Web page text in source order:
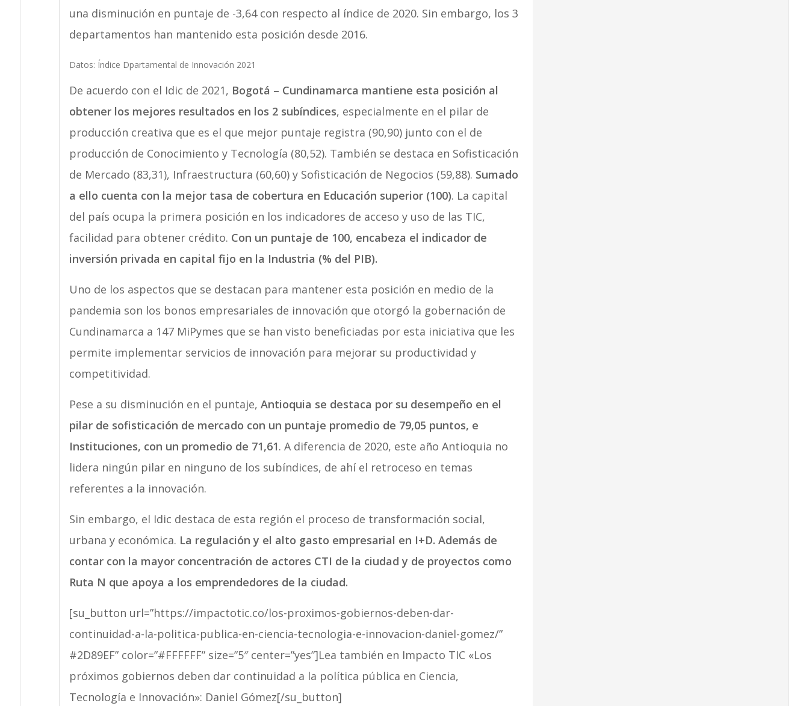
una disminución en puntaje de -3,64 con respecto al índice de 2020. Sin embargo, los 3
departamentos han mantenido esta posición desde 2016.
Datos: Índice Dpartamental de Innovación 2021
De acuerdo con el Idic de 2021, Bogotá – Cundinamarca mantiene esta posición al
obtener los mejores resultados en los 2 subíndices, especialmente en el pilar de
producción creativa que es el que mejor puntaje registra (90,90) junto con el de
producción de Conocimiento y Tecnología (80,52). También se destaca en Sofisticación
de Mercado (83,31), Infraestructura (60,60) y Sofisticación de Negocios (59,88). Sumado
a ello cuenta con la mejor tasa de cobertura en Educación superior (100). La capital
del país ocupa la primera posición en los indicadores de acceso y uso de las TIC,
facilidad para obtener crédito. Con un puntaje de 100, encabeza el indicador de
inversión privada en capital fijo en la Industria (% del PIB).
Uno de los aspectos que se destacan para mantener esta posición en medio de la
pandemia son los bonos empresariales de innovación que otorgó la gobernación de
Cundinamarca a 147 MiPymes que se han visto beneficiadas por esta iniciativa que les
permite implementar servicios de innovación para mejorar su productividad y
competitividad.
Pese a su disminución en el puntaje, Antioquia se destaca por su desempeño en el
pilar de sofisticación de mercado con un puntaje promedio de 79,05 puntos, e
Instituciones, con un promedio de 71,61. A diferencia de 2020, este año Antioquia no
lidera ningún pilar en ninguno de los subíndices, de ahí el retroceso en temas
referentes a la innovación.
Sin embargo, el Idic destaca de esta región el proceso de transformación social,
urbana y económica. La regulación y el alto gasto empresarial en I+D. Además de
contar con la mayor concentración de actores CTI de la ciudad y de proyectos como
Ruta N que apoya a los emprendedores de la ciudad.
[su_button url=”https://impactotic.co/los-proximos-gobiernos-deben-dar-
continuidad-a-la-politica-publica-en-ciencia-tecnologia-e-innovacion-daniel-gomez/”
#2D89EF” color=”#FFFFFF” size=”5″ center=”yes”]Lea también en Impacto TIC «Los
próximos gobiernos deben dar continuidad a la política pública en Ciencia,
Tecnología e Innovación»: Daniel Gómez[/su_button]